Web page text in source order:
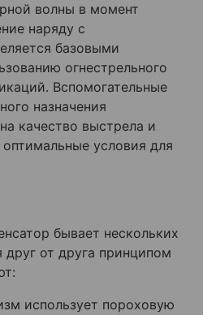
волны в момент
наряду с
базовыми
огнестрельного
Вспомогательные
назначения
качество выстрела и
условия для
бывает нескольких
от друга принципом
использует пороховую